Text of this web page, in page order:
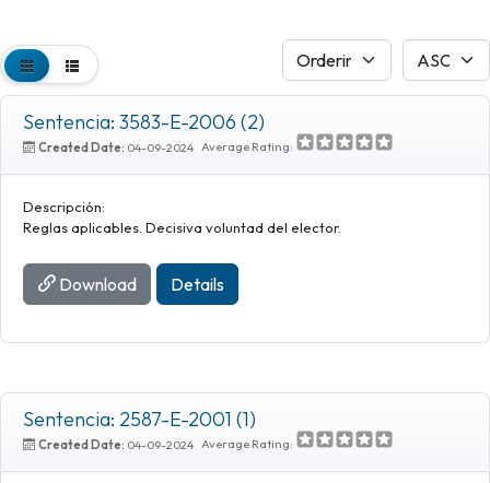
Sentencia: 3583-E-2006 (2)
Created Date: 04-09-2024 Average Rating:
Descripción:
Reglas aplicables. Decisiva voluntad del elector.
Download Details
Sentencia: 2587-E-2001 (1)
Created Date: 04-09-2024 Average Rating: